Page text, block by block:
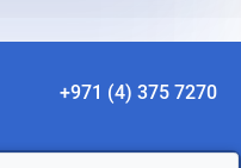
+971 (4) 375 7270